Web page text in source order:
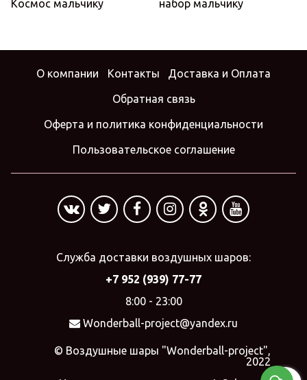
Космос мальчику
набор мальчику
О компании Контакты Доставка и Оплата
Обратная связь
Оферта и политика конфиденциальности
Пользовательское соглашение
Служба доставки воздушных шаров:
+7 952 (939) 77-77
8:00 - 23:00
Wonderball-project@yandex.ru
© Воздушные шары "Wonderball-project",
2022